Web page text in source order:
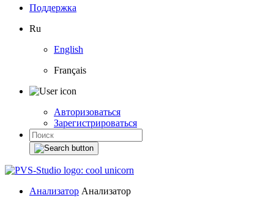
Поддержка
Ru
English
Français
Авторизоваться
Зарегистрироваться
Анализатор Анализатор